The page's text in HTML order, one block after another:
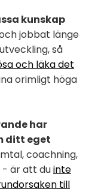
kunskap
jobbat länge
så
och läka det
orimligt höga
har
ditt eget
coachning,
- är att duinte
till